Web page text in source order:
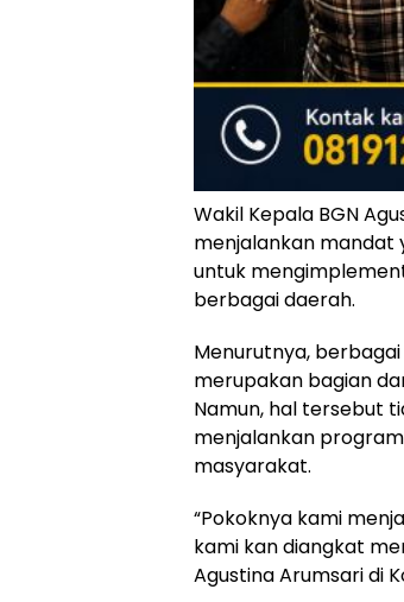
Wakil Kepala BGN
menjalankan mandat
untuk
berbagai daerah.
Menurutnya,
merupakan bagian
Namun, hal tersebut
menjalankan
masyarakat.
“Pokoknya kami
kami kan diangkat
Agustina Arumsari di